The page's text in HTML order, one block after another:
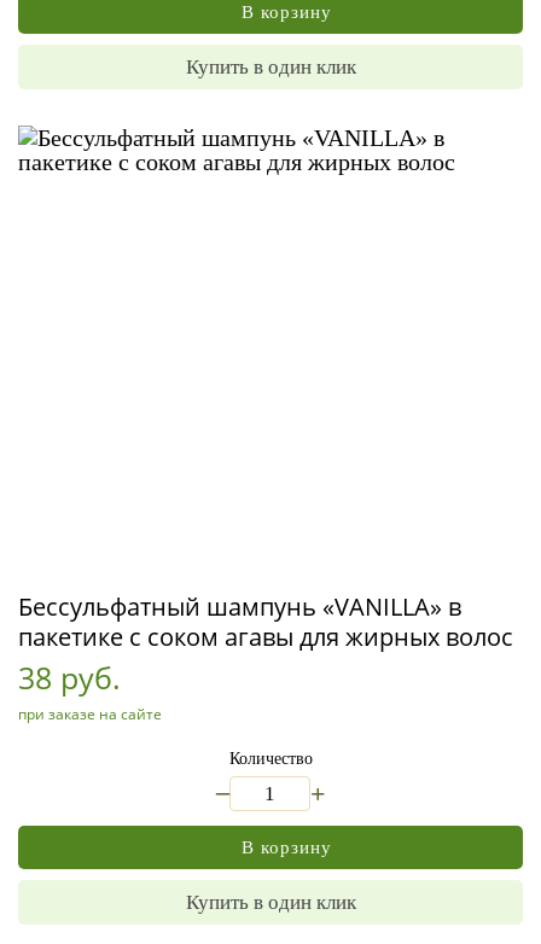
В корзину
Купить в один клик
Бессульфатный шампунь «VANILLA» в
пакетике с соком агавы для жирных волос
38 руб.
при заказе на сайте
Количество
+
В корзину
Купить в один клик